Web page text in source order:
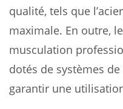
qualité, tels que
maximale. En outre,
musculation
dotés de systèmes
garantir une